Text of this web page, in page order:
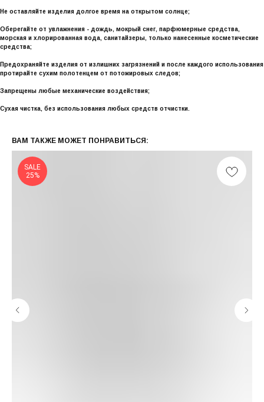
Не оставляйте изделия долгое время на открытом солнце;
Оберегайте от увлажнения - дождь, мокрый снег, парфюмерные средства,
морская и хлорированная вода, санитайзеры, только нанесенные косметические
средства;
Предохраняйте изделия от излишних загрязнений и после каждого использования
протирайте сухим полотенцем от потожировых следов;
Запрещены любые механические воздействия;
Сухая чистка, без использования любых средств отчистки.
ВАМ ТАКЖЕ МОЖЕТ ПОНРАВИТЬСЯ:
SALE
25%